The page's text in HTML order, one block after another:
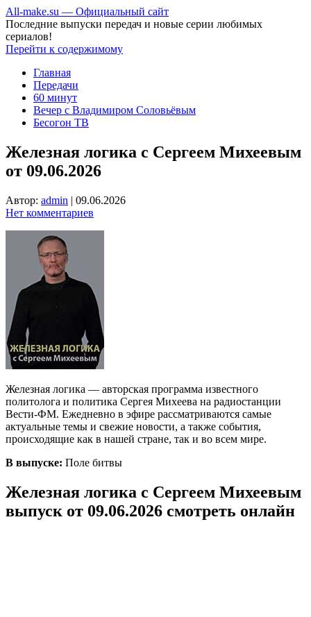
All-make.su — Официальный сайт
Последние выпуски передач и новые серии любимых
сериалов!
Перейти к содержимому
Главная
Передачи
60 минут
Вечер с Владимиром Соловьёвым
Бесогон ТВ
Железная логика с Сергеем Михеевым
от 09.06.2026
Автор: admin | 09.06.2026
Нет комментариев
Железная логика — авторская программа известного
политолога и политика Сергея Михеева на радиостанции
Вести-ФМ. Ежедневно в эфире рассматриваются самые
актуальные темы и свежие новости, а также события,
происходящие как в нашей стране, так и во всем мире.
В выпуске: Поле битвы
Железная логика с Сергеем Михеевым
выпуск от 09.06.2026 смотреть онлайн